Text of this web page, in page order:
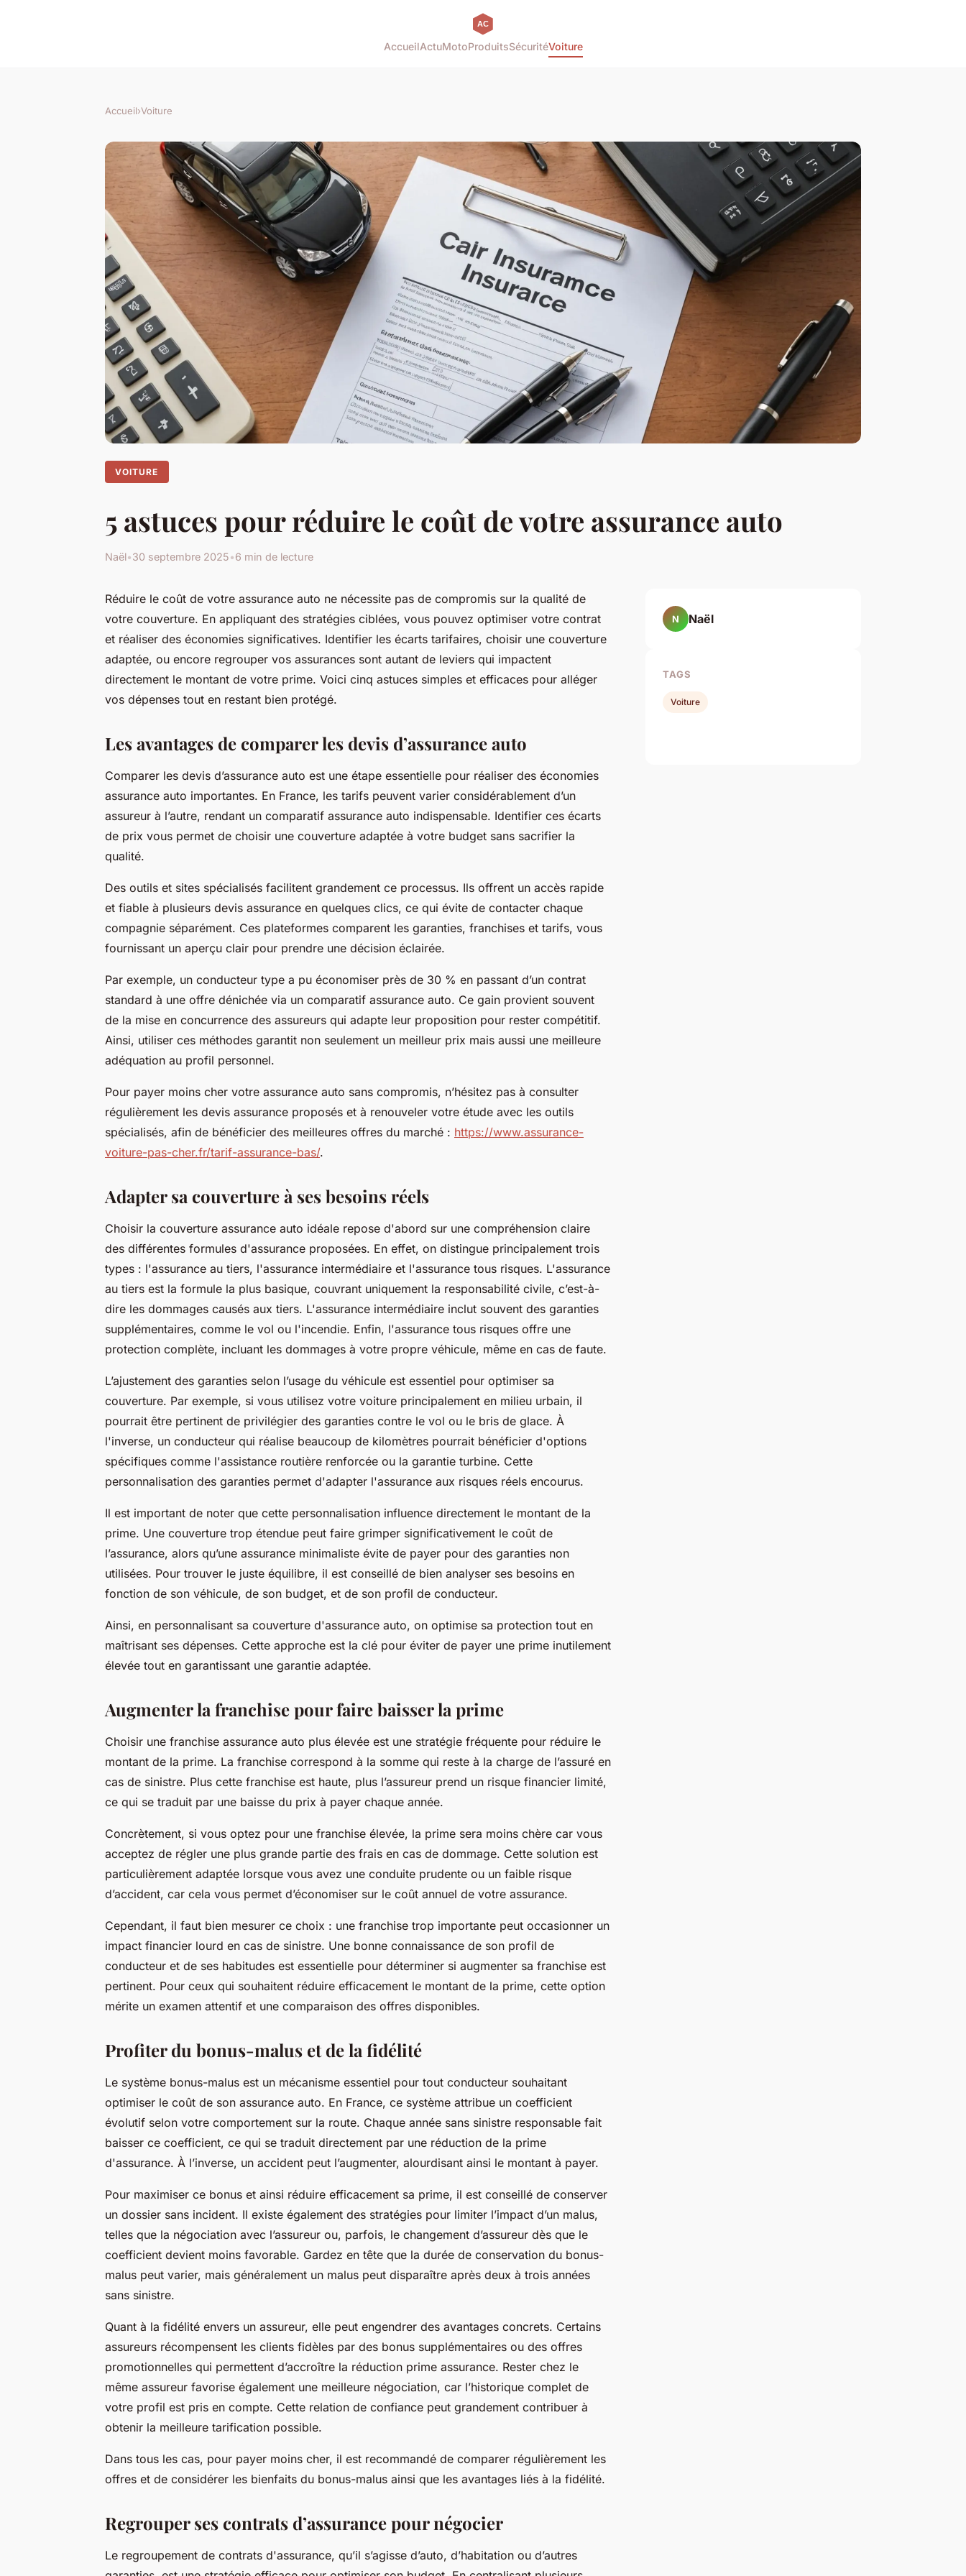
AccueilActuMotoProduitsSécuritéVoiture
Accueil›Voiture
VOITURE
5 astuces pour réduire le coût de votre assurance auto
Naël•30 septembre 2025•6 min de lecture
Réduire le coût de votre assurance auto ne nécessite pas de compromis sur la qualité de
votre couverture. En appliquant des stratégies ciblées, vous pouvez optimiser votre contrat
et réaliser des économies significatives. Identifier les écarts tarifaires, choisir une couverture
adaptée, ou encore regrouper vos assurances sont autant de leviers qui impactent
directement le montant de votre prime. Voici cinq astuces simples et efficaces pour alléger
vos dépenses tout en restant bien protégé.
Les avantages de comparer les devis d’assurance auto
Comparer les devis d’assurance auto est une étape essentielle pour réaliser des économies
assurance auto importantes. En France, les tarifs peuvent varier considérablement d’un
assureur à l’autre, rendant un comparatif assurance auto indispensable. Identifier ces écarts
de prix vous permet de choisir une couverture adaptée à votre budget sans sacrifier la
qualité.
Des outils et sites spécialisés facilitent grandement ce processus. Ils offrent un accès rapide
et fiable à plusieurs devis assurance en quelques clics, ce qui évite de contacter chaque
compagnie séparément. Ces plateformes comparent les garanties, franchises et tarifs, vous
fournissant un aperçu clair pour prendre une décision éclairée.
Par exemple, un conducteur type a pu économiser près de 30 % en passant d’un contrat
standard à une offre dénichée via un comparatif assurance auto. Ce gain provient souvent
de la mise en concurrence des assureurs qui adapte leur proposition pour rester compétitif.
Ainsi, utiliser ces méthodes garantit non seulement un meilleur prix mais aussi une meilleure
adéquation au profil personnel.
Pour payer moins cher votre assurance auto sans compromis, n’hésitez pas à consulter
régulièrement les devis assurance proposés et à renouveler votre étude avec les outils
spécialisés, afin de bénéficier des meilleures offres du marché : https://www.assurance-
voiture-pas-cher.fr/tarif-assurance-bas/.
Adapter sa couverture à ses besoins réels
Choisir la couverture assurance auto idéale repose d'abord sur une compréhension claire
des différentes formules d'assurance proposées. En effet, on distingue principalement trois
types : l'assurance au tiers, l'assurance intermédiaire et l'assurance tous risques. L'assurance
au tiers est la formule la plus basique, couvrant uniquement la responsabilité civile, c’est-à-
dire les dommages causés aux tiers. L'assurance intermédiaire inclut souvent des garanties
supplémentaires, comme le vol ou l'incendie. Enfin, l'assurance tous risques offre une
protection complète, incluant les dommages à votre propre véhicule, même en cas de faute.
L’ajustement des garanties selon l’usage du véhicule est essentiel pour optimiser sa
couverture. Par exemple, si vous utilisez votre voiture principalement en milieu urbain, il
pourrait être pertinent de privilégier des garanties contre le vol ou le bris de glace. À
l'inverse, un conducteur qui réalise beaucoup de kilomètres pourrait bénéficier d'options
spécifiques comme l'assistance routière renforcée ou la garantie turbine. Cette
personnalisation des garanties permet d'adapter l'assurance aux risques réels encourus.
Il est important de noter que cette personnalisation influence directement le montant de la
prime. Une couverture trop étendue peut faire grimper significativement le coût de
l’assurance, alors qu’une assurance minimaliste évite de payer pour des garanties non
utilisées. Pour trouver le juste équilibre, il est conseillé de bien analyser ses besoins en
fonction de son véhicule, de son budget, et de son profil de conducteur.
Ainsi, en personnalisant sa couverture d'assurance auto, on optimise sa protection tout en
maîtrisant ses dépenses. Cette approche est la clé pour éviter de payer une prime inutilement
élevée tout en garantissant une garantie adaptée.
Augmenter la franchise pour faire baisser la prime
Choisir une franchise assurance auto plus élevée est une stratégie fréquente pour réduire le
montant de la prime. La franchise correspond à la somme qui reste à la charge de l’assuré en
cas de sinistre. Plus cette franchise est haute, plus l’assureur prend un risque financier limité,
ce qui se traduit par une baisse du prix à payer chaque année.
Concrètement, si vous optez pour une franchise élevée, la prime sera moins chère car vous
acceptez de régler une plus grande partie des frais en cas de dommage. Cette solution est
particulièrement adaptée lorsque vous avez une conduite prudente ou un faible risque
d’accident, car cela vous permet d’économiser sur le coût annuel de votre assurance.
Cependant, il faut bien mesurer ce choix : une franchise trop importante peut occasionner un
impact financier lourd en cas de sinistre. Une bonne connaissance de son profil de
conducteur et de ses habitudes est essentielle pour déterminer si augmenter sa franchise est
pertinent. Pour ceux qui souhaitent réduire efficacement le montant de la prime, cette option
mérite un examen attentif et une comparaison des offres disponibles.
Profiter du bonus-malus et de la fidélité
Le système bonus-malus est un mécanisme essentiel pour tout conducteur souhaitant
optimiser le coût de son assurance auto. En France, ce système attribue un coefficient
évolutif selon votre comportement sur la route. Chaque année sans sinistre responsable fait
baisser ce coefficient, ce qui se traduit directement par une réduction de la prime
d'assurance. À l’inverse, un accident peut l’augmenter, alourdisant ainsi le montant à payer.
Pour maximiser ce bonus et ainsi réduire efficacement sa prime, il est conseillé de conserver
un dossier sans incident. Il existe également des stratégies pour limiter l’impact d’un malus,
telles que la négociation avec l’assureur ou, parfois, le changement d’assureur dès que le
coefficient devient moins favorable. Gardez en tête que la durée de conservation du bonus-
malus peut varier, mais généralement un malus peut disparaître après deux à trois années
sans sinistre.
Quant à la fidélité envers un assureur, elle peut engendrer des avantages concrets. Certains
assureurs récompensent les clients fidèles par des bonus supplémentaires ou des offres
promotionnelles qui permettent d’accroître la réduction prime assurance. Rester chez le
même assureur favorise également une meilleure négociation, car l’historique complet de
votre profil est pris en compte. Cette relation de confiance peut grandement contribuer à
obtenir la meilleure tarification possible.
Dans tous les cas, pour payer moins cher, il est recommandé de comparer régulièrement les
offres et de considérer les bienfaits du bonus-malus ainsi que les avantages liés à la fidélité.
Regrouper ses contrats d’assurance pour négocier
Le regroupement de contrats d'assurance, qu’il s’agisse d’auto, d’habitation ou d’autres
N Naël
TAGS
Voiture